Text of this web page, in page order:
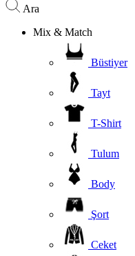
Ara
Mix & Match
Büstiyer
Tayt
T-Shirt
Tulum
Body
Şort
Ceket